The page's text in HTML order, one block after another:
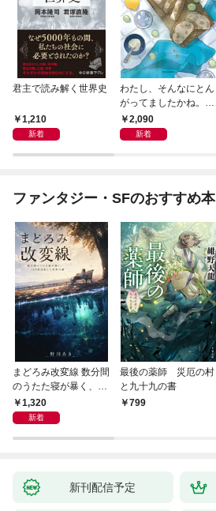
君主で読み解く世界史
1,210
新着
わたし、そんなにとん
がってましたかね。
獅子座、Ａ型、丙午は
めぐる
2,090
新着
ファンタジー・SFのおすすめ本
まどろみ改変線 数分間
のうたた寝が暴く、18
0度反転した世界の謎
1,320
新着
最後の薬師 災厄の村
と九十九の書
799
新刊配信予定